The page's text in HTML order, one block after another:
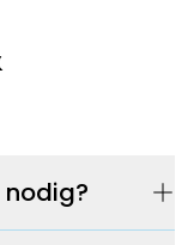
nodig?